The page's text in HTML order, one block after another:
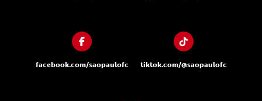
facebook.com/saopaulofc tiktok.com/@saopaulofc